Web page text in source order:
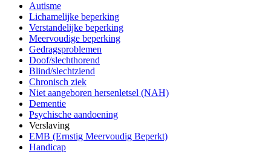
Autisme
Lichamelijke beperking
Verstandelijke beperking
Meervoudige beperking
Gedragsproblemen
Doof/slechthorend
Blind/slechtziend
Chronisch ziek
Niet aangeboren hersenletsel (NAH)
Dementie
Psychische aandoening
Verslaving
EMB (Ernstig Meervoudig Beperkt)
Handicap